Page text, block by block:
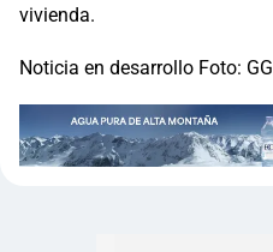
vivienda.
Noticia en desarrollo Foto: GG